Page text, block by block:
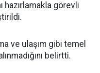
hazırlamakla görevli
ve ulaşım gibi temel
belirtti.